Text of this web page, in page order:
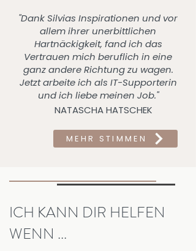
"Dank Silvias Inspirationen und vor
allem ihrer unerbittlichen
Hartnäckigkeit, fand ich das
Vertrauen mich beruflich in eine
ganz andere Richtung zu wagen.
Jetzt arbeite ich als IT-Supporterin
und ich liebe meinen Job."
NATASCHA HATSCHEK
MEHR STIMMEN
ICH KANN DIR HELFEN
WENN ...